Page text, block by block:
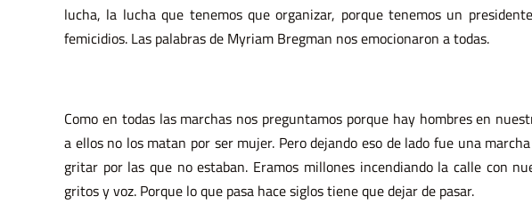
lucha, la lucha que tenemos que organizar, porque tenemos un
femicidios. Las palabras de Myriam Bregman nos emocionaron a todas.
Como en todas las marchas nos preguntamos porque hay hombres en
a ellos no los matan por ser mujer. Pero dejando eso de lado fue una
gritar por las que no estaban. Eramos millones incendiando la calle con
gritos y voz. Porque lo que pasa hace siglos tiene que dejar de pasar.